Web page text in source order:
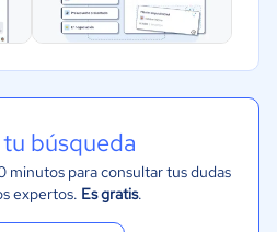
búsqueda
minutos para consultar tus dudas
expertos. Es gratis.